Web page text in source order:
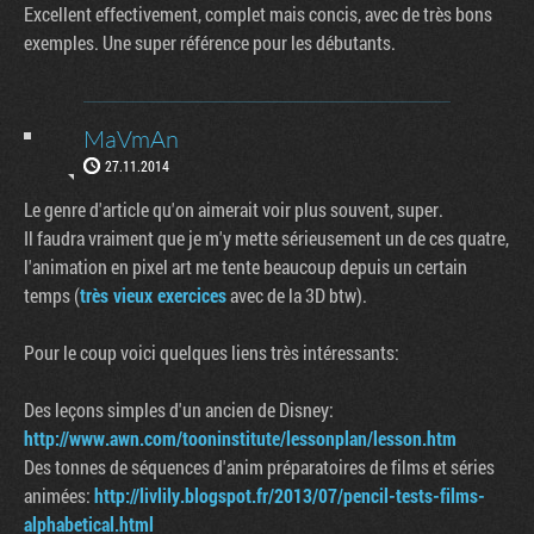
Excellent effectivement, complet mais concis, avec de très bons
exemples. Une super référence pour les débutants.
MaVmAn
27.11.2014
Le genre d'article qu'on aimerait voir plus souvent, super.
Il faudra vraiment que je m'y mette sérieusement un de ces quatre,
l'animation en pixel art me tente beaucoup depuis un certain
temps (très vieux exercicesavec de la 3D btw).
Pour le coup voici quelques liens très intéressants:
Des leçons simples d'un ancien de Disney:
http://www.awn.com/tooninstitute/lessonplan/lesson.htm
Des tonnes de séquences d'anim préparatoires de films et séries
animées:http://livlily.blogspot.fr/2013/07/pencil-tests-films-
alphabetical.html